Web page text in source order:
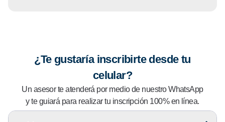
¿Te gustaría inscribirte desde tu
celular?
Un asesor te atenderá por medio de nuestro WhatsApp
y te guiará para realizar tu inscripción 100% en línea.